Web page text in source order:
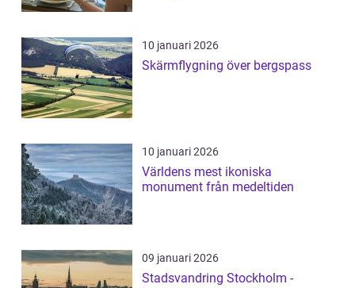
10 januari 2026
Skärmflygning över bergspass
10 januari 2026
Världens mest ikoniska
monument från medeltiden
09 januari 2026
Stadsvandring Stockholm -